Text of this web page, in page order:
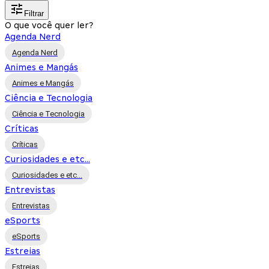
Filtrar
O que você quer ler?
Agenda Nerd
Agenda Nerd
Animes e Mangás
Animes e Mangás
Ciência e Tecnologia
Ciência e Tecnologia
Críticas
Críticas
Curiosidades e etc...
Curiosidades e etc...
Entrevistas
Entrevistas
eSports
eSports
Estreias
Estreias